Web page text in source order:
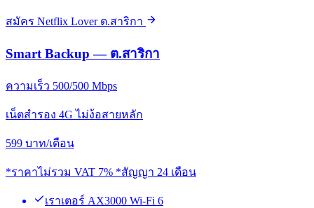
สมัคร Netflix Lover ต.สาริกา
Smart Backup — ต.สาริกา
ความเร็ว 500/500 Mbps
เน็ตสำรอง 4G ไม่ง้อสายหลัก
599 บาท/เดือน
*ราคาไม่รวม VAT 7% *สัญญา 24 เดือน
เราเตอร์ AX3000 Wi-Fi 6